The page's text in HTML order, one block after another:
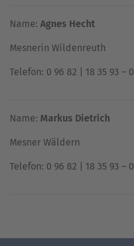
Name: Agnes Hecht
Mesnerin Wildenreuth
Telefon: 0 96 82 | 18 35 93 – 0
Name: Markus Dietrich
Mesner Wäldern
Telefon: 0 96 82 | 18 35 93 – 0